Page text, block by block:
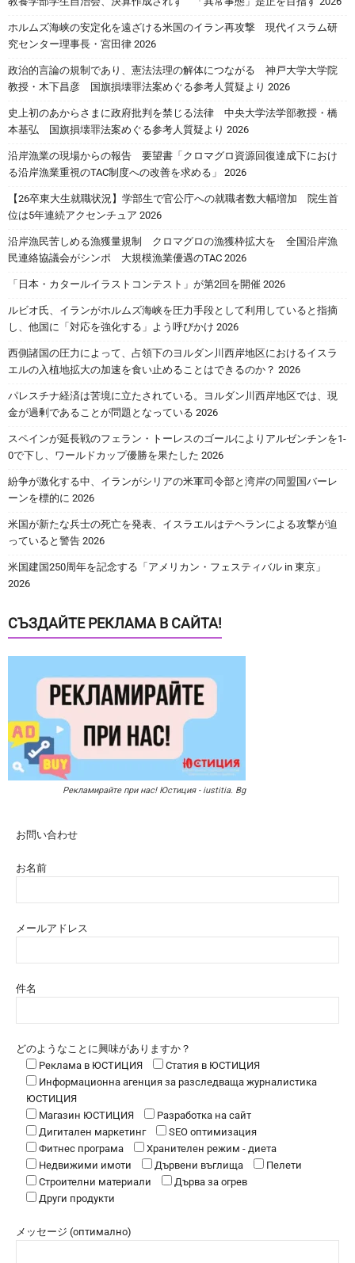
ホルムズ海峡の安定化を遠ざける米国のイラン再攻撃 現代イスラム研
究センター理事長・宮田律 2026
政治的言論の規制であり、憲法法理の解体につながる 神戸大学大学院
教授・木下昌彦 国旗損壊罪法案めぐる参考人質疑より 2026
史上初のあからさまに政府批判を禁じる法律 中央大学法学部教授・橋
本基弘 国旗損壊罪法案めぐる参考人質疑より 2026
沿岸漁業の現場からの報告 要望書「クロマグロ資源回復達成下におけ
る沿岸漁業重視のTAC制度への改善を求める」 2026
【26卒東大生就職状況】学部生で官公庁への就職者数大幅増加 院生首
位は5年連続アクセンチュア 2026
沿岸漁民苦しめる漁獲量規制 クロマグロの漁獲枠拡大を 全国沿岸漁
民連絡協議会がシンポ 大規模漁業優遇のTAC 2026
「日本・カタールイラストコンテスト」が第2回を開催 2026
ルビオ氏、イランがホルムズ海峡を圧力手段として利用していると指摘
し、他国に「対応を強化する」よう呼びかけ 2026
西側諸国の圧力によって、占領下のヨルダン川西岸地区におけるイスラ
エルの入植地拡大の加速を食い止めることはできるのか？ 2026
パレスチナ経済は苦境に立たされている。ヨルダン川西岸地区では、現
金が過剰であることが問題となっている 2026
スペインが延長戦のフェラン・トーレスのゴールによりアルゼンチンを1-
0で下し、ワールドカップ優勝を果たした 2026
紛争が激化する中、イランがシリアの米軍司令部と湾岸の同盟国バーレ
ーンを標的に 2026
米国が新たな兵士の死亡を発表、イスラエルはテヘランによる攻撃が迫
っていると警告 2026
米国建国250周年を記念する「アメリカン・フェスティバル in 東京」
2026
СЪЗДАЙТЕ РЕКЛАМА В САЙТА!
Рекламирайте при нас! Юстиция - iustitia. Bg
お問い合わせ
お名前
メールアドレス
件名
どのようなことに興味がありますか？
Реклама в ЮСТИЦИЯ
Статия в ЮСТИЦИЯ
Информационна агенция за разследваща журналистика
ЮСТИЦИЯ
Магазин ЮСТИЦИЯ
Разработка на сайт
Дигитален маркетинг
SEO оптимизация
Фитнес програма
Хранителен режим - диета
Недвижими имоти
Дървени въглища
Пелети
Строителни материали
Дърва за огрев
Други продукти
メッセージ (оптимално)